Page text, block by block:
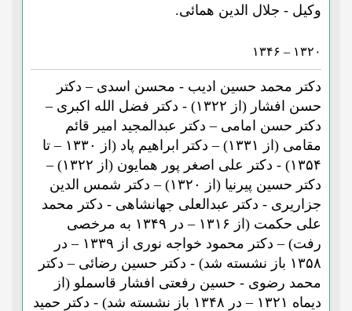
وکیل - جلال الدین همائی.
۱۳۲۰ – ۱۳۴۶
دکتر محمد حسین ادیب - محسن اسدی – دکتر
حسن افشار (از ۱۳۲۲) - دکتر فضل الله اکبری –
دکتر حسن امامی – دکتر عبدالمجید امیر قائم
مقامی (از ۱۳۳۱) – دکتر ابراهیم پاد (از ۱۳۳۰ – تا
۱۳۵۴) - دکتر علی اصغر پور همایون (از ۱۳۲۲) –
دکتر حسین پیرنیا (از ۱۳۲۰) – دکتر شمس الدین
جزاریری - دکتر عبدالعلی جهانشاهی - دکتر محمد
علی حکمت (از ۱۳۱۶ – در ۱۳۴۹ به مرخصی
رفت) – دکتر محمود خواجه نوری از ۱۳۳۹ – در
۱۳۵۸ باز نشسته شد) - دکتر حسین رضائی – دکتر
محمد رضوی - حسین رفعتی افشار قاسملو (از
دیماه ۱۳۲۱ – در ۱۳۴۸ باز نشسته شد) - دکتر حمید